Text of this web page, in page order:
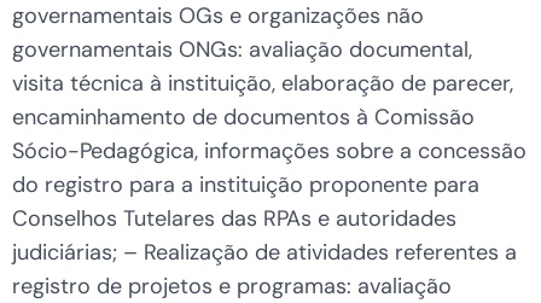
governamentais OGs e organizações não
governamentais ONGs: avaliação documental,
visita técnica à instituição, elaboração de parecer,
encaminhamento de documentos à Comissão
Sócio-Pedagógica, informações sobre a concessão
do registro para a instituição proponente para
Conselhos Tutelares das RPAs e autoridades
judiciárias; – Realização de atividades referentes a
registro de projetos e programas: avaliação